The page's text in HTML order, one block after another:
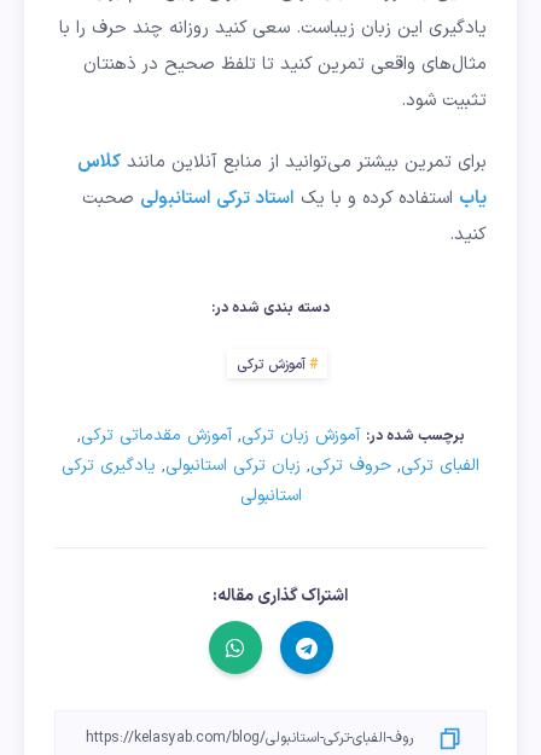
یادگیری این زبان زیباست. سعی کنید روزانه چند حرف را با
مثال‌های واقعی تمرین کنید تا تلفظ صحیح در ذهنتان
تثبیت شود.
برای تمرین بیشتر می‌توانید از منابع آنلاین مانند کلاس
یاب استفاده کرده و با یک استاد ترکی استانبولی صحبت
کنید.
دسته بندی شده در:
آموزش ترکی
برچسب شده در: آموزش زبان ترکی,آموزش مقدماتی ترکی,
الفبای ترکی, حروف ترکی, زبان ترکی استانبولی, یادگیری ترکی
استانبولی
اشتراک گذاری مقاله: